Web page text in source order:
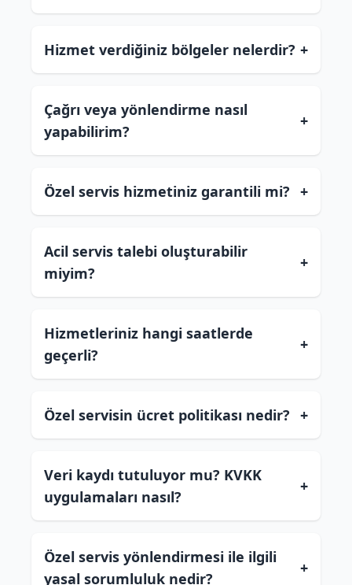
Hizmet verdiğiniz bölgeler nelerdir? +
Çağrı veya yönlendirme nasıl
yapabilirim?
+
Özel servis hizmetiniz garantili mi? +
Acil servis talebi oluşturabilir
miyim?
+
Hizmetleriniz hangi saatlerde
geçerli?
+
Özel servisin ücret politikası nedir? +
Veri kaydı tutuluyor mu? KVKK
uygulamaları nasıl?
+
Özel servis yönlendirmesi ile ilgili
yasal sorumluluk nedir?
+